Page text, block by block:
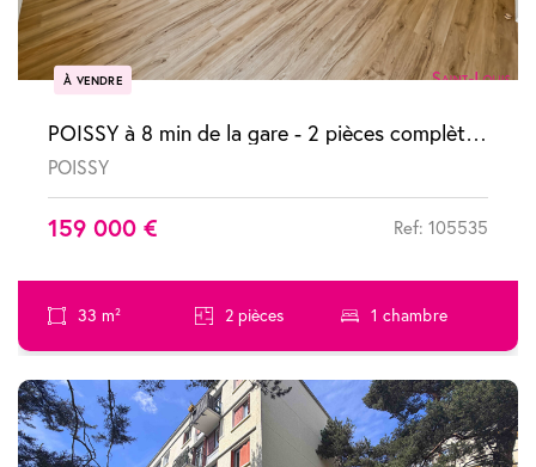
À VENDRE
POISSY à 8 min de la gare - 2 pièces complètement refait à neuf
POISSY
159 000 € Ref: 105535
33 m² 2 pièces 1 chambre